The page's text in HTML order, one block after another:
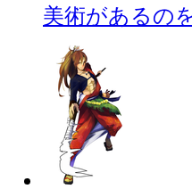
美術があるの